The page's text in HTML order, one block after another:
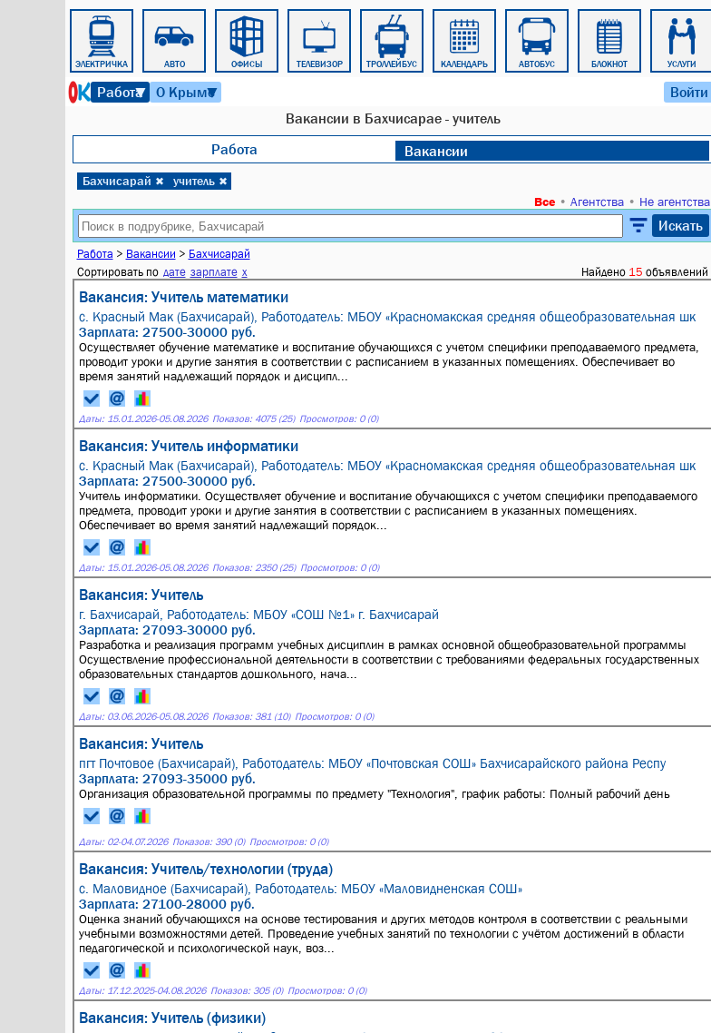
ЭЛЕКТРИЧКА АВТО ОФИСЫ ТЕЛЕВИЗОР ТРОЛЛЕЙБУС КАЛЕНДАРЬ АВТОБУС БЛОКНОТ УСЛУГИ
Работа
▼ О Крыме
▼ Войти
Вакансии в Бахчисарае - учитель
Работа
Вакансии
Бахчисарай ✖ учитель ✖
Все• Агентства• Не агентства
Искать
Работа > Вакансии > Бахчисарай
Сортировать по дате зарплате x Найдено 15 объявлений
Вакансия: Учитель математики
с. Красный Мак (Бахчисарай), Работодатель: МБОУ «Красномакская средняя общеобразовательная шк
Зарплата: 27500-30000 руб.
Осуществляет обучение математике и воспитание обучающихся с учетом специфики преподаваемого предмета,
проводит уроки и другие занятия в соответствии с расписанием в указанных помещениях. Обеспечивает во
время занятий надлежащий порядок и дисципл...
Даты: 15.01.2026-05.08.2026 Показов: 4075 (25) Просмотров: 0 (0)
Вакансия: Учитель информатики
с. Красный Мак (Бахчисарай), Работодатель: МБОУ «Красномакская средняя общеобразовательная шк
Зарплата: 27500-30000 руб.
Учитель информатики. Осуществляет обучение и воспитание обучающихся с учетом специфики преподаваемого
предмета, проводит уроки и другие занятия в соответствии с расписанием в указанных помещениях.
Обеспечивает во время занятий надлежащий порядок...
Даты: 15.01.2026-05.08.2026 Показов: 2350 (25) Просмотров: 0 (0)
Вакансия: Учитель
г. Бахчисарай, Работодатель: МБОУ «СОШ №1» г. Бахчисарай
Зарплата: 27093-30000 руб.
Разработка и реализация программ учебных дисциплин в рамках основной общеобразовательной программы
Осуществление профессиональной деятельности в соответствии с требованиями федеральных государственных
образовательных стандартов дошкольного, нача...
Даты: 03.06.2026-05.08.2026 Показов: 381 (10) Просмотров: 0 (0)
Вакансия: Учитель
пгт Почтовое (Бахчисарай), Работодатель: МБОУ «Почтовская СОШ» Бахчисарайского района Респу
Зарплата: 27093-35000 руб.
Организация образовательной программы по предмету "Технология", график работы: Полный рабочий день
Даты: 02-04.07.2026 Показов: 390 (0) Просмотров: 0 (0)
Вакансия: Учитель/технологии (труда)
с. Маловидное (Бахчисарай), Работодатель: МБОУ «Маловидненская СОШ»
Зарплата: 27100-28000 руб.
Оценка знаний обучающихся на основе тестирования и других методов контроля в соответствии с реальными
учебными возможностями детей. Проведение учебных занятий по технологии с учётом достижений в области
педагогической и психологической наук, воз...
Даты: 17.12.2025-04.08.2026 Показов: 305 (0) Просмотров: 0 (0)
Вакансия: Учитель (физики)